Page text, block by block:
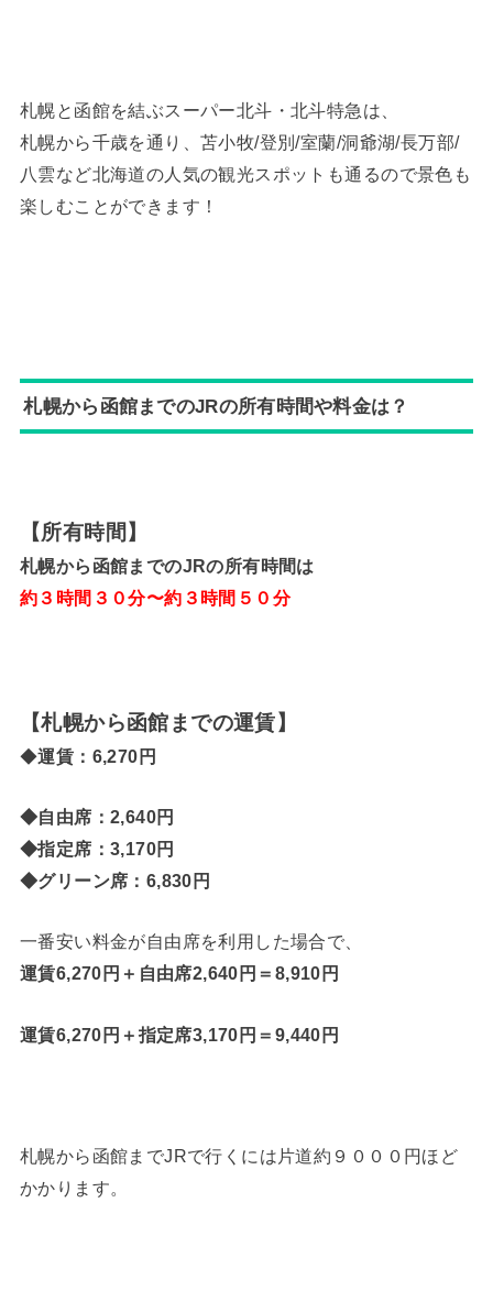
札幌と函館を結ぶスーパー北斗・北斗特急は、
札幌から千歳を通り、苫小牧/登別/室蘭/洞爺湖/長万部/
八雲など北海道の人気の観光スポットも通るので景色も
楽しむことができます！
札幌から函館までのJRの所有時間や料金は？
【所有時間】
札幌から函館までのJRの所有時間は
約３時間３０分〜約３時間５０分
【札幌から函館までの運賃】
◆運賃：6,270 円
◆自由席：2,640円
◆指定席：3,170円
◆グリーン席：6,830 円
一番安い料金が自由席を利用した場合で、
運賃6,270円＋自由席2,640円＝8,910円
運賃6,270円＋指定席3,170円＝9,440円
札幌から函館までJRで行くには片道約９０００円ほど
かかります。